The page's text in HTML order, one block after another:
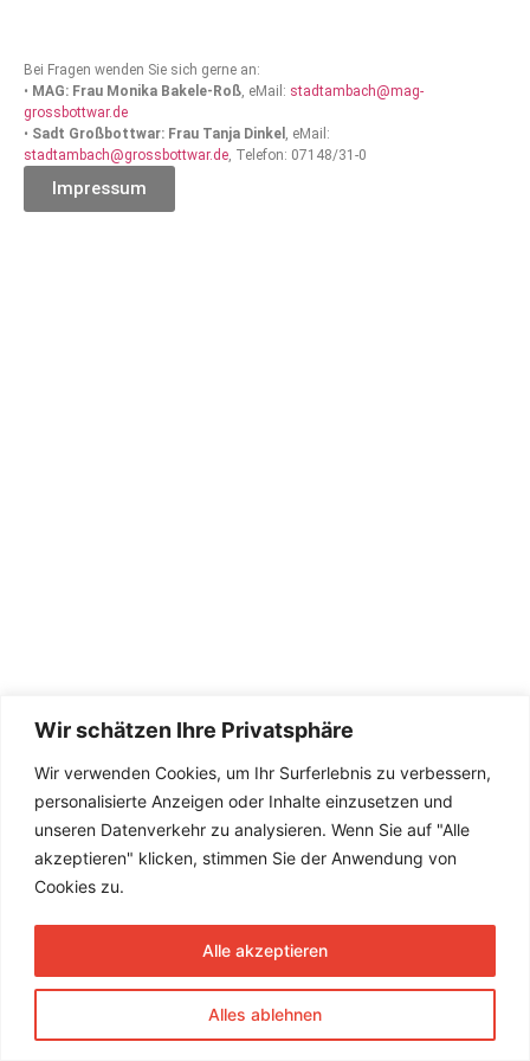
Wir schätzen Ihre Privatsphäre
Wir verwenden Cookies, um Ihr Surferlebnis zu verbessern,
personalisierte Anzeigen oder Inhalte einzusetzen und
unseren Datenverkehr zu analysieren. Wenn Sie auf "Alle
akzeptieren" klicken, stimmen Sie der Anwendung von
Cookies zu.
Alles ablehnen
Alle akzeptieren
Bei Fragen wenden Sie sich gerne an:
• MAG: Frau Monika Bakele-Roß, eMail: stadtambach@mag-
grossbottwar.de
• Sadt Großbottwar: Frau Tanja Dinkel , eMail:
stadtambach@grossbottwar.de, Telefon: 07148/31-0
Impressum